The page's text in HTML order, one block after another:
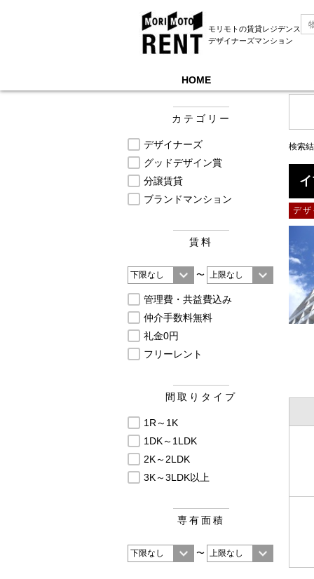
モリモトの賃貸レジデンス
デザイナーズマンション
HOME
モリモトレントTOP ＞
検索
デ
カテゴリー
デザイナーズ
グッドデザイン賞
分譲賃貸
ブランドマンション
賃料
〜
管理費・共益費込み
仲介手数料無料
礼金0円
フリーレント
間取りタイプ
1R～1K
1DK～1LDK
2K～2LDK
3K～3LDK以上
専有面積
〜